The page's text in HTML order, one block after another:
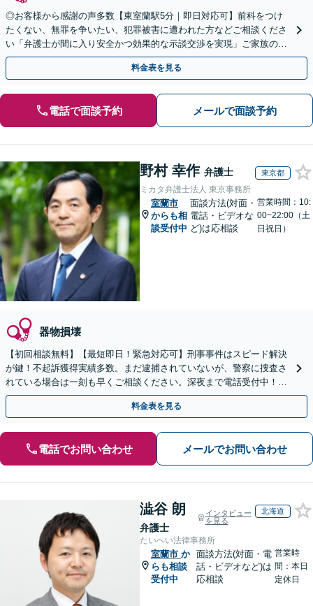
◎お客様から感謝の声多数【東室蘭駅5分｜即日対応可】前科をつけ
たくない、無罪を争いたい、犯罪被害に遭われた方などご相談くださ
い「弁護士が間に入り安全かつ効果的な示談交渉を実現」ご家族の方
へ／逮捕の連絡を受けたらすぐにご連絡を【夜間相談可】
料金表を見る
電話で面談予約 メールで面談予約
野村 幸作 弁護士 東京都
ミカタ弁護士法人 東京事務所
室蘭市
からも相
談受付中
面談方法(対面・
電話・ビデオな
ど)は応相談
営業時間：10:
00~22:00（土
日祝日）
器物損壊
【初回相談無料】【最短即日！緊急対応可】刑事事件はスピード解決
が鍵！不起訴獲得実績多数。まだ逮捕されていないが、警察に捜査さ
れている場合は一刻も早くご相談ください。深夜まで電話受付中！痴
漢／盗撮／のぞき／その他性犯罪など
料金表を見る
電話でお問い合わせ メールでお問い合わせ
澁谷 朗
弁護士
インタビュー
を見る
北海道
たいへい法律事務所
室蘭市 か
らも相談
受付中
面談方法(対面・電
話・ビデオなど)は
応相談
営業時
間：本日
定休日